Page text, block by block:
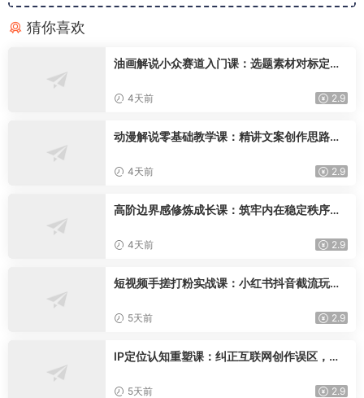
猜你喜欢
油画解说小众赛道入门课：选题素材对标定
4天前 2.9
动漫解说零基础教学课：精讲文案创作思路，
4天前 2.9
高阶边界感修炼成长课：筑牢内在稳定秩序，
4天前 2.9
短视频手搓打粉实战课：小红书抖音截流玩
5天前 2.9
IP定位认知重塑课：纠正互联网创作误区，深
5天前 2.9